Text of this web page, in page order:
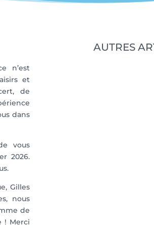
n’est
et
de
dans
vous
2026.
Gilles
nous
de
! Merci
AUTRES